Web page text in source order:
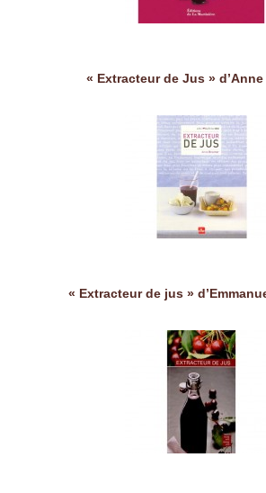
« Extracteur de Jus »
« Extracteur de jus »